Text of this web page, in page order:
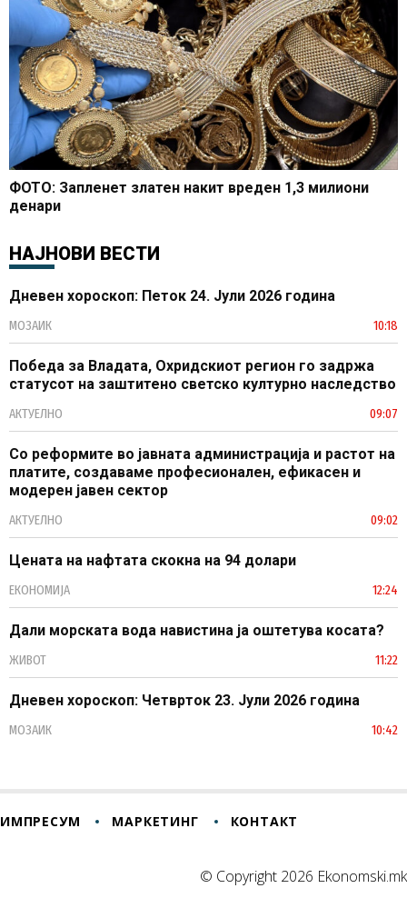
ФОТО: Запленет златен накит вреден 1,3 милиони
денари
НАЈНОВИ ВЕСТИ
Дневен хороскоп: Петок 24. Јули 2026 година
МОЗАИК 10:18
Победа за Владата, Охридскиот регион го задржа
статусот на заштитено светско културно наследство
АКТУЕЛНО 09:07
Со реформите во јавната администрација и растот на
платите, создаваме професионален, ефикасен и
модерен јавен сектор
АКТУЕЛНО 09:02
Цената на нафтата скокна на 94 долари
ЕКОНОМИЈА 12:24
Дали морската вода навистина ја оштетува косата?
ЖИВОТ 11:22
Дневен хороскоп: Четврток 23. Јули 2026 година
МОЗАИК 10:42
ИМПРЕСУМ МАРКЕТИНГ КОНТАКТ
© Copyright 2026 Ekonomski.mk